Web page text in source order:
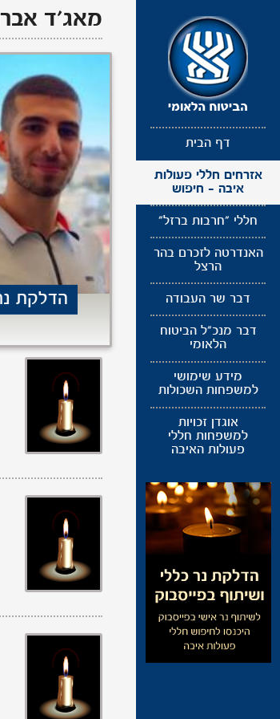
דף הבית
אזרחים חללי פעולות
איבה - חיפוש
חללי "חרבות ברזל"
האנדרטה לזכרם בהר
הרצל
דבר שר העבודה
דבר מנכ"ל הביטוח
הלאומי
מידע שימושי
למשפחות השכולות
אוגדן זכויות
למשפחות חללי
פעולות האיבה
מאג'ד
הדלקת